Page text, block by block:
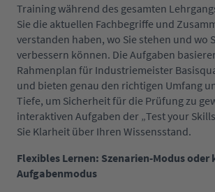
Training während des gesamten
Sie die aktuellen Fachbegriffe und
verstanden haben, wo Sie stehen und wo
verbessern können. Die Aufgaben
Rahmenplan für Industriemeister
und bieten genau den richtigen Umfang
Tiefe, um Sicherheit für die Prüfung zu
interaktiven Aufgaben der „Test your
Sie Klarheit über Ihren Wissensstand.
Flexibles Lernen: Szenarien-Modus oder
Aufgabenmodus